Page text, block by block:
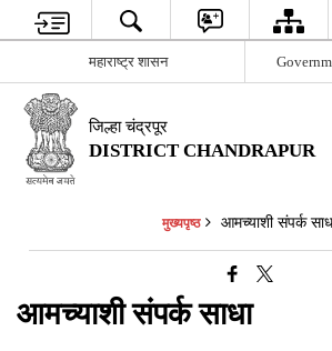
महाराष्ट्र शासन
जिल्हा चंद्रपूर
DISTRICT CHANDRAPUR
मुख्यपृष्ठ आमच्याशी संपर्क
आमच्याशी संपर्क साधा